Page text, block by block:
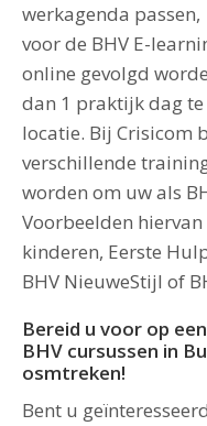
werkagenda
voor de BHV E-
online gevolgd
dan 1 praktijk dag
locatie. Bij Crisicom
verschillende
worden om uw als
Voorbeelden
kinderen, Eerste
BHV NieuweStijl of
Bereid u voor op
BHV cursussen in
osmtreken!
Bent u